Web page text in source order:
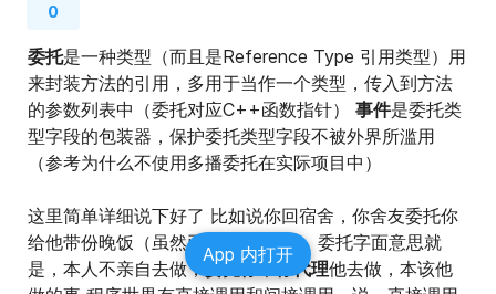
0
委托是一种类型（而且是Reference Type 引用类型）用
来封装方法的引用，多用于当作一个类型，传入到方法
的参数列表中（委托对应C++函数指针） 事件是委托类
型字段的包装器，保护委托类型字段不被外界所滥用
（参考为什么不使用多播委托在实际项目中）
这里简单详细说下好了 比如说你回宿舍，你舍友委托你
给他带份晚饭（虽然已经10点多了） 委托字面意思就
是，本人不亲自去做，
委托你，你代理他去做，本该他
App 内打开